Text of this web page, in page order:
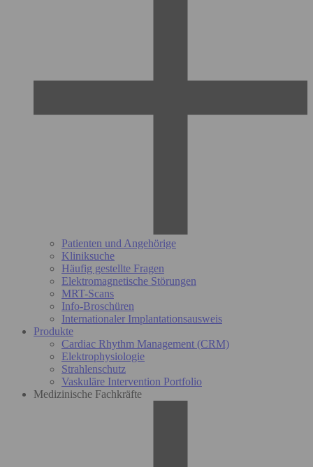
Patienten und Angehörige
Kliniksuche
Häufig gestellte Fragen
Elektromagnetische Störungen
MRT-Scans
Info-Broschüren
Internationaler Implantationsausweis
Produkte
Cardiac Rhythm Management (CRM)
Elektrophysiologie
Strahlenschutz
Vaskuläre Intervention Portfolio
Medizinische Fachkräfte